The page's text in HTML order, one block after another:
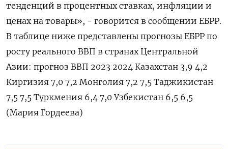
тенденций в процентных ставках, инфляции и
ценах на товары», - говорится в сообщении ЕБРР.
В таблице ниже представлены прогнозы ЕБРР по
росту реального ВВП в странах Центральной
Азии: прогноз ВВП 2023 2024 Казахстан 3,9 4,2
Киргизия 7,0 7,2 Монголия 7,2 7,5 Таджикистан
7,5 7,5 Туркмения 6,4 7,0 Узбекистан 6,5 6,5
(Мария Гордеева)